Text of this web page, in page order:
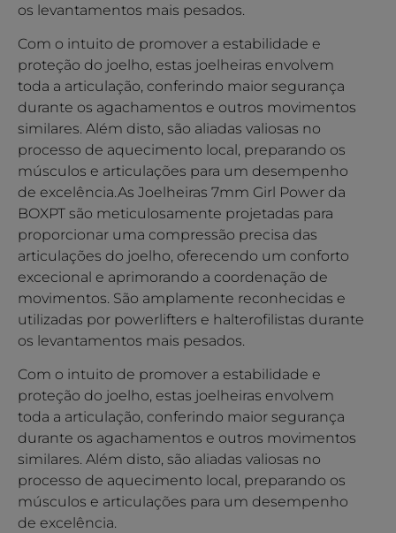
os levantamentos mais pesados.
Com o intuito de promover a estabilidade e
proteção do joelho, estas joelheiras envolvem
toda a articulação, conferindo maior segurança
durante os agachamentos e outros movimentos
similares. Além disto, são aliadas valiosas no
processo de aquecimento local, preparando os
músculos e articulações para um desempenho
de excelência.As Joelheiras 7mm Girl Power da
BOXPT são meticulosamente projetadas para
proporcionar uma compressão precisa das
articulações do joelho, oferecendo um conforto
excecional e aprimorando a coordenação de
movimentos. São amplamente reconhecidas e
utilizadas por powerlifters e halterofilistas durante
os levantamentos mais pesados.
Com o intuito de promover a estabilidade e
proteção do joelho, estas joelheiras envolvem
toda a articulação, conferindo maior segurança
durante os agachamentos e outros movimentos
similares. Além disto, são aliadas valiosas no
processo de aquecimento local, preparando os
músculos e articulações para um desempenho
de excelência.